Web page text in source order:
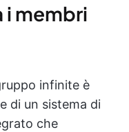
i membri
infinite è
di un sistema di
che